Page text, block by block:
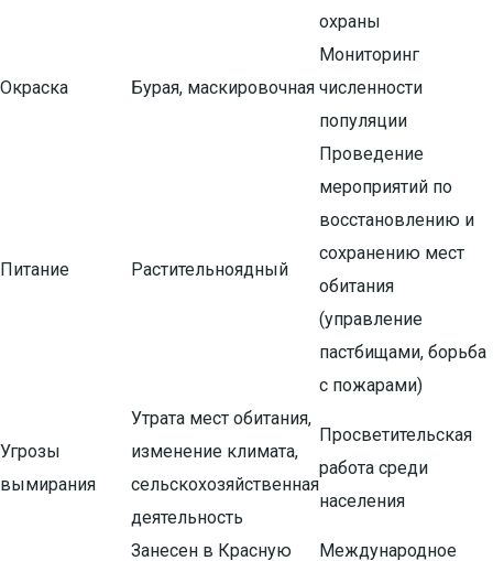
охраны
Окраска Бурая, маскировочная
Мониторинг
численности
популяции
Питание Растительноядный
Проведение
мероприятий по
восстановлению и
сохранению мест
обитания
(управление
пастбищами, борьба
с пожарами)
Угрозы
вымирания
Утрата мест обитания,
изменение климата,
сельскохозяйственная
деятельность
Просветительская
работа среди
населения
Занесен в Красную
Международное